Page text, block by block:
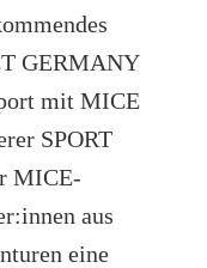
GERMANY
mit MICE
SPORT
MICE-
aus
eine